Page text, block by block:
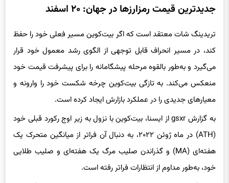
کند، در مسیر انحراف قابل توجهی از الگوی رشد معمول خود قرار
می‌گیرد و به‌طور بالقوه مرحله پیشگامانه را برای پیشرفت قیمت خود
منعکس می‌کند. به تازگی بیت‌کوین چرخه شکست خود را وارونه و
معیارهای جدیدی را در عملکرد بازارش ایجاد کرده است.
به گزارش gsxr از ایسنا، بیت‌کوین با نزول به زیر اوج رکورد قبلی خود
(ATH) در ماه ژوئن ۲۰۲۲، به دنبال آن فراتر از میانگین متحرک یک
هفته‌ای (MA) و گذراندن صلیب مرگ یک هفته‌ای و صلیب طلایی
خود، به‌طور مداوم از انتظارات فراتر رفته است.
تریدینگ شات تاکید کرد که بیت‌کوین قبل از رویداد هاوینگ سال